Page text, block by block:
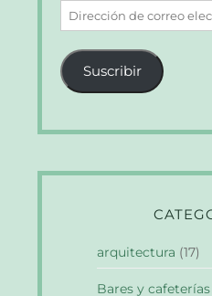
Dirección
de
correo
electrónico
Suscribir
arquitectura (17)
Bares y cafeterías